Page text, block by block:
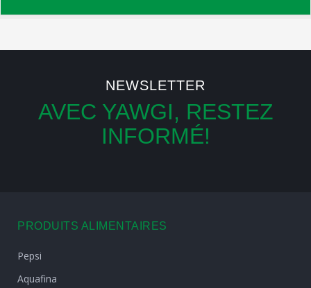
NEWSLETTER
AVEC YAWGI, RESTEZ
INFORMÉ!
PRODUITS ALIMENTAIRES
Pepsi
Aquafina